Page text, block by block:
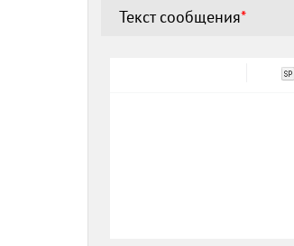
Текст сообщения*